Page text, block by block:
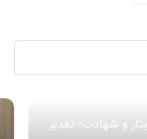
و شهادت؛ تقدیر